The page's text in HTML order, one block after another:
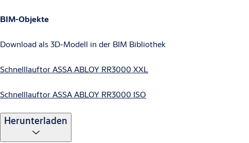
BIM-Objekte
Download als 3D-Modell in der BIM Bibliothek
Schnelllauftor ASSA ABLOY RR3000 XXL
Schnelllauftor ASSA ABLOY RR3000 ISO
Herunterladen